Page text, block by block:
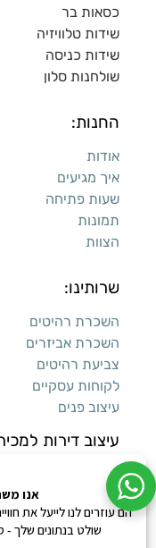
כסאות בר
שידות טלוויזיה
שידות כניסה
שולחנות סלון
החנות:
אודות
איך מגיעים
שעות פתיחה
תמונות
הצוות
שרותינו:
השכרת רהיטים
השכרת אביזרים
צביעת רהיטים
לקוחות עסקיים
עיצוב פנים
עיצוב דירות